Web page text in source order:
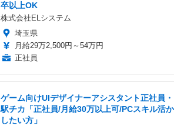
卒以上OK
株式会社ELシステム
埼玉県
月給29万2,500円～54万円
正社員
ゲーム向けUIデザイナーアシスタント正社員・
駅チカ「正社員/月給30万以上可/PCスキル活か
したい方」